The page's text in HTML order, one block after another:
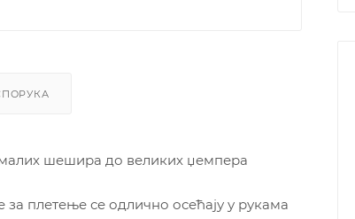
малих шешира до великих џемпера
плетење се одлично осећају у рукама